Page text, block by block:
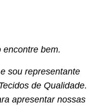
bem.
sou representante
de Qualidade.
apresentar nossas